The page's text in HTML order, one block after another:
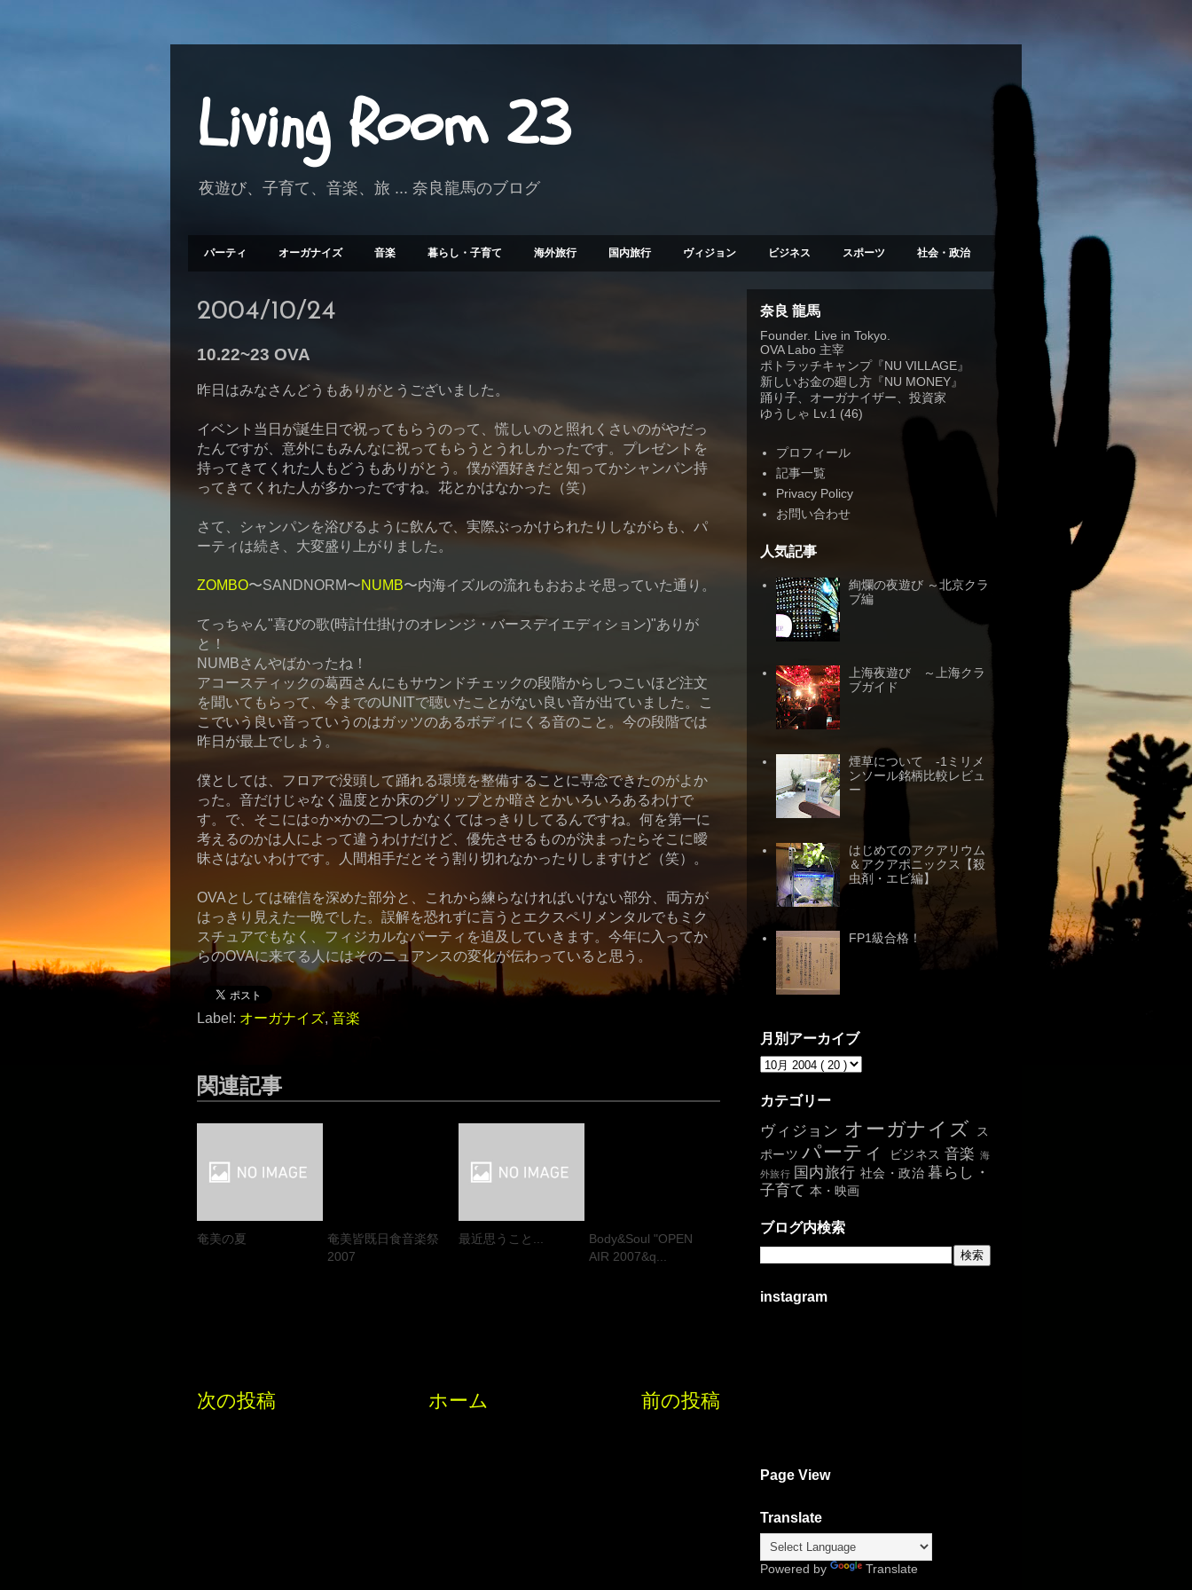
Living Room 23
夜遊び、子育て、音楽、旅 ... 奈良龍馬のブログ
パーティ オーガナイズ 音楽 暮らし・子育て 海外旅行 国内旅行 ヴィジョン ビジネス スポーツ 社会・政治
2004/10/24
10.22~23 OVA
昨日はみなさんどうもありがとうございました。
イベント当日が誕生日で祝ってもらうのって、慌しいのと照れくさいのがやだっ
たんですが、意外にもみんなに祝ってもらうとうれしかったです。プレゼントを
持ってきてくれた人もどうもありがとう。僕が酒好きだと知ってかシャンパン持
ってきてくれた人が多かったですね。花とかはなかった（笑）
さて、シャンパンを浴びるように飲んで、実際ぶっかけられたりしながらも、パ
ーティは続き、大変盛り上がりました。
ZOMBO〜SANDNORM〜NUMB〜内海イズルの流れもおおよそ思っていた通り。
てっちゃん"喜びの歌(時計仕掛けのオレンジ・バースデイエディション)"ありが
と！
NUMBさんやばかったね！
アコースティックの葛西さんにもサウンドチェックの段階からしつこいほど注文
を聞いてもらって、今までのUNITで聴いたことがない良い音が出ていました。こ
こでいう良い音っていうのはガッツのあるボディにくる音のこと。今の段階では
昨日が最上でしょう。
僕としては、フロアで没頭して踊れる環境を整備することに専念できたのがよか
った。音だけじゃなく温度とか床のグリップとか暗さとかいろいろあるわけで
す。で、そこには○か×かの二つしかなくてはっきりしてるんですね。何を第一に
考えるのかは人によって違うわけだけど、優先させるものが決まったらそこに曖
昧さはないわけです。人間相手だとそう割り切れなかったりしますけど（笑）。
OVAとしては確信を深めた部分と、これから練らなければいけない部分、両方が
はっきり見えた一晩でした。誤解を恐れずに言うとエクスペリメンタルでもミク
スチュアでもなく、フィジカルなパーティを追及していきます。今年に入ってか
らのOVAに来てる人にはそのニュアンスの変化が伝わっていると思う。
Label: オーガナイズ, 音楽
関連記事
奄美の夏
奄美皆既日食音楽祭
2007
最近思うこと...
Body&Soul "OPEN
AIR 2007&q...
次の投稿 前の投稿
ホーム
奈良 龍馬
Founder. Live in Tokyo.
OVA Labo 主宰
ポトラッチキャンプ『NU VILLAGE』
新しいお金の廻し方『NU MONEY』
踊り子、オーガナイザー、投資家
ゆうしゃ Lv.1 (46)
プロフィール
記事一覧
Privacy Policy
お問い合わせ
人気記事
絢爛の夜遊び ～北京クラ
ブ編
上海夜遊び ～上海クラ
ブガイド
煙草について -1ミリメ
ンソール銘柄比較レビュ
ー
はじめてのアクアリウム
＆アクアポニックス【殺
虫剤・エビ編】
FP1級合格！
月別アーカイブ
カテゴリー
ヴィジョン オーガナイズ
ス
ポーツパーティ ビジネス 音楽 海
外旅行 国内旅行 社会・政治暮らし・
子育て 本・映画
ブログ内検索
instagram
Page View
Translate
Powered by Translate